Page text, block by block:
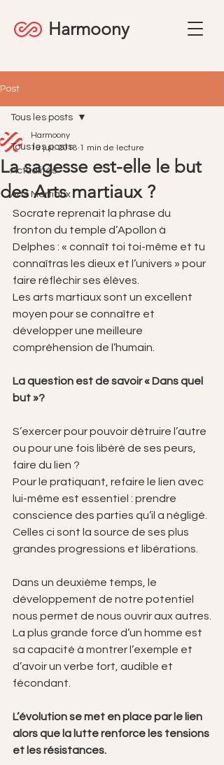
Harmoony
Post
Tous les posts
Actualités
Arts Martiaux
Tous les posts
La sagesse est-elle le but
des Arts martiaux ?
Harmoony
13 juil. 2018 1 min de lecture
Socrate reprenait la phrase du
fronton du temple d’Apollon à
Delphes : « connaît toi toi-même et tu
connaîtras les dieux et l’univers » pour
faire réfléchir ses élèves.
Les arts martiaux sont un excellent
moyen pour se connaître et
développer une meilleure
compréhension de l’humain.
La question est de savoir « Dans quel
but »?
S’exercer pour pouvoir détruire l’autre
ou pour une fois libéré de ses peurs,
faire du lien ?
Pour le pratiquant, refaire le lien avec
lui-même est essentiel : prendre
conscience des parties qu’il a négligé.
Celles ci sont la source de ses plus
grandes progressions et libérations.
Dans un deuxième temps, le
développement de notre potentiel
nous permet de nous ouvrir aux autres.
La plus grande force d’un homme est
sa capacité à montrer l’exemple et
d’avoir un verbe fort, audible et
fécondant.
L’évolution se met en place par le lien
alors que la lutte renforce les tensions
et les résistances.